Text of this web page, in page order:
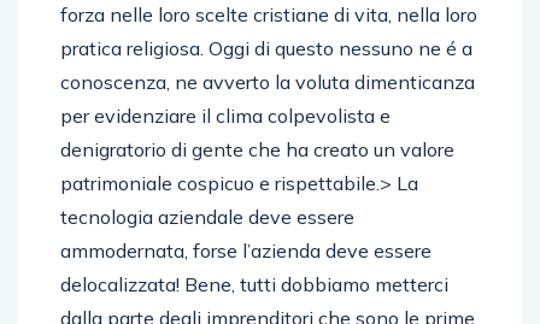
forza nelle loro scelte cristiane di vita, nella loro
pratica religiosa. Oggi di questo nessuno ne é a
conoscenza, ne avverto la voluta dimenticanza
per evidenziare il clima colpevolista e
denigratorio di gente che ha creato un valore
patrimoniale cospicuo e rispettabile.> La
tecnologia aziendale deve essere
ammodernata, forse l’azienda deve essere
delocalizzata! Bene, tutti dobbiamo metterci
dalla parte degli imprenditori che sono le prime